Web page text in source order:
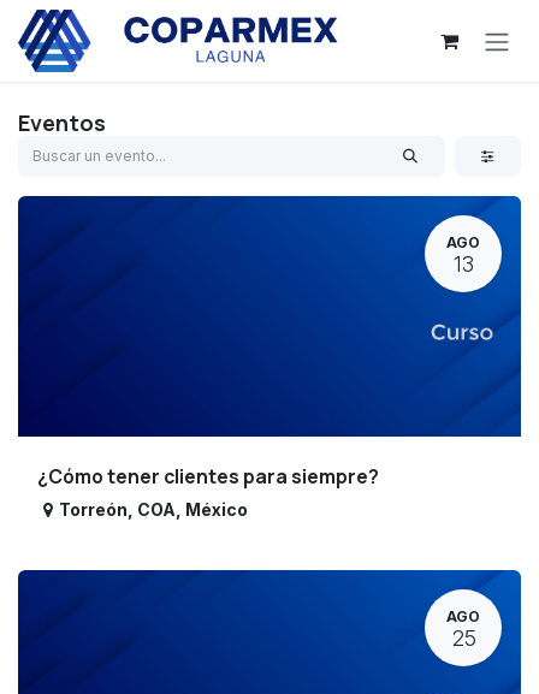
Ir al contenido
Eventos
AGO
13
¿Cómo tener clientes para siempre?
Torreón COA México
AGO
25